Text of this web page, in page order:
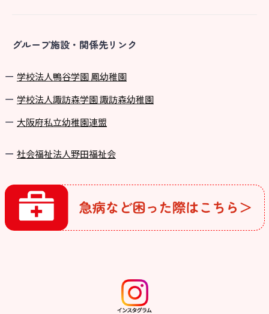
グループ施設・関係先リンク
学校法⼈鴨⾕学園 鳳幼稚園
学校法⼈諏訪森学園 諏訪森幼稚園
⼤阪府私⽴幼稚園連盟
社会福祉法人野田福祉会